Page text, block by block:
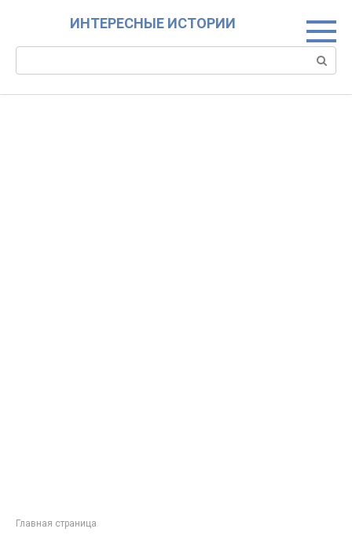
ИНТЕРЕСНЫЕ ИСТОРИИ
Главная страница